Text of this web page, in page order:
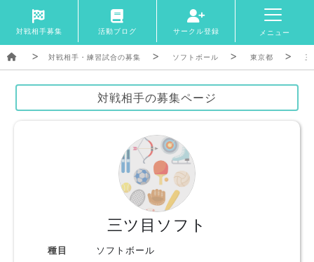
対戦相手募集 活動ブログ サークル登録 メニュー
対戦相手・練習試合の募集 ソフトボール 東京都
対戦相手の募集ページ
三ツ目ソフト
種目 ソフトボール